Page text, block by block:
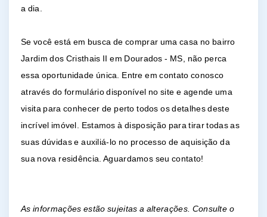
a dia.
Se você está em busca de comprar uma casa no bairro
Jardim dos Cristhais II em Dourados - MS, não perca
essa oportunidade única. Entre em contato conosco
através do formulário disponível no site e agende uma
visita para conhecer de perto todos os detalhes deste
incrível imóvel. Estamos à disposição para tirar todas as
suas dúvidas e auxiliá-lo no processo de aquisição da
sua nova residência. Aguardamos seu contato!
As informações estão sujeitas a alterações. Consulte o